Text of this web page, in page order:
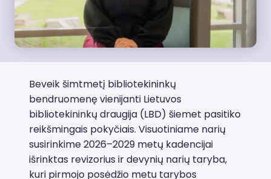
Beveik šimtmetį bibliotekininkų
bendruomenę vienijanti Lietuvos
bibliotekininkų draugija (LBD) šiemet pasitiko
reikšmingais pokyčiais. Visuotiniame narių
susirinkime 2026–2029 metų kadencijai
išrinktas revizorius ir devynių narių taryba,
kuri pirmojo posėdžio metu tarybos